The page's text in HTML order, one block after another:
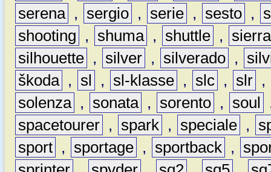
serena , sergio , serie , sesto ,
shooting
, shuma , shuttle ,
sierra
silhouette , silver , silverado ,
škoda , sl , sl-klasse , slc , slr ,
solenza , sonata , sorento , soul
spacetourer , spark , speciale ,
sport , sportage , sportback ,